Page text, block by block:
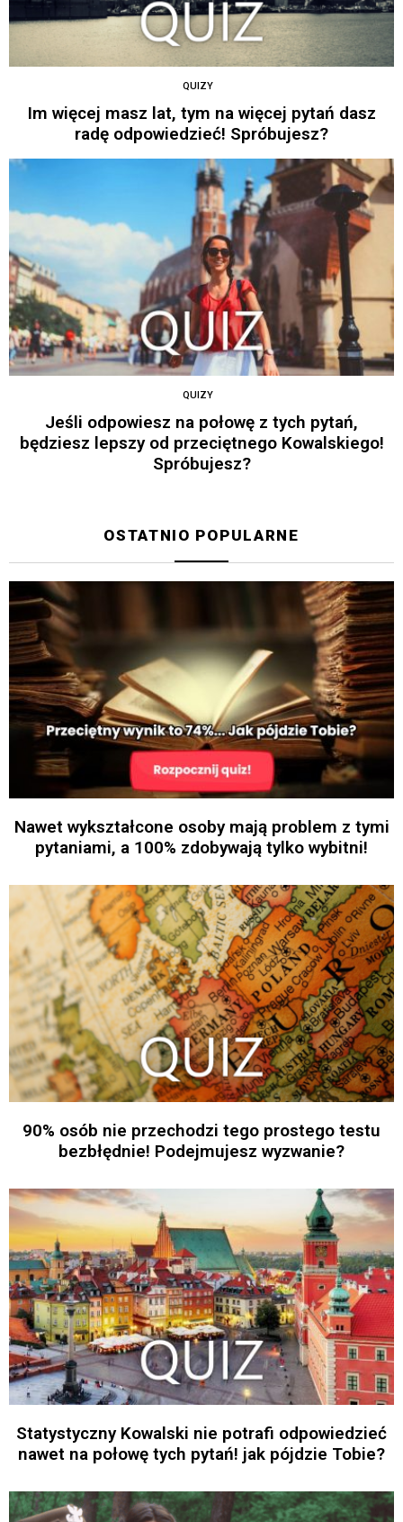
QUIZY
Im więcej masz lat, tym na więcej pytań dasz
radę odpowiedzieć! Spróbujesz?
QUIZY
Jeśli odpowiesz na połowę z tych pytań,
będziesz lepszy od przeciętnego Kowalskiego!
Spróbujesz?
OSTATNIO POPULARNE
Nawet wykształcone osoby mają problem z tymi
pytaniami, a 100% zdobywają tylko wybitni!
90% osób nie przechodzi tego prostego testu
bezbłędnie! Podejmujesz wyzwanie?
Statystyczny Kowalski nie potrafi odpowiedzieć
nawet na połowę tych pytań! jak pójdzie Tobie?